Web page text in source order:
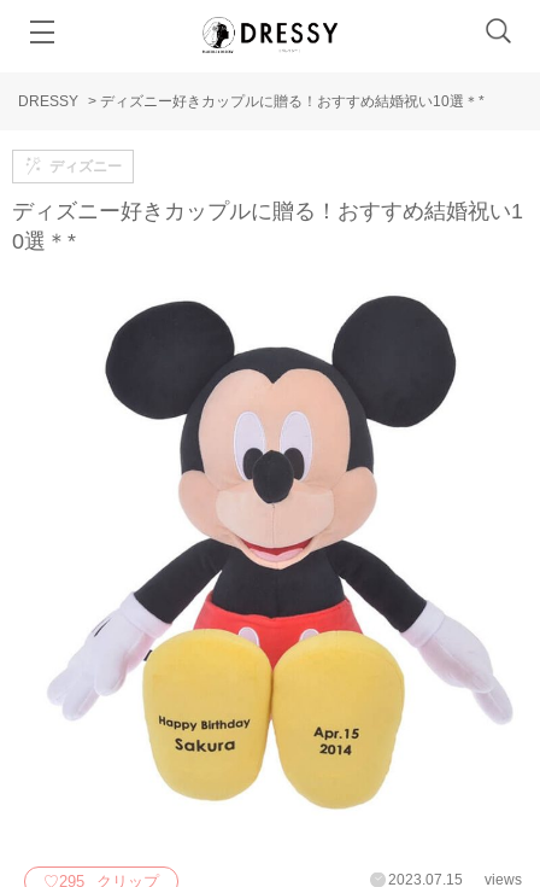
DRESSY > ディズニー好きカップルに贈る！おすすめ結婚祝い10選＊*
ディズニー
ディズニー好きカップルに贈る！おすすめ結婚祝い1
0選＊*
♡295 クリップ 2023.07.15 views